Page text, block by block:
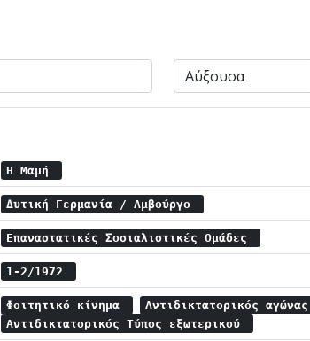
Η Μαμή
Δυτική Γερμανία / Αμβούργο
Επαναστατικές Σοσιαλιστικές Ομάδες
1-2/1972
Φοιτητικό κίνημα
Αντιδικτατορικός αγώνας
Αντιδικτατορικός Τύπος εξωτερικού